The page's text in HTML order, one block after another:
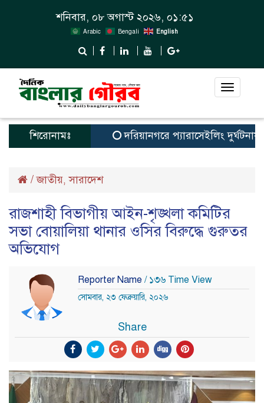
শনিবার, ০৮ অগাস্ট ২০২৬, ০১:৫১
Arabic Bengali English
Toggle
শিরোনামঃ দরিয়ানগরে প্যারাসেইলিং দুর্ঘটনায়
/জাতীয়,সারাদেশ
রাজশাহী বিভাগীয় আইন-শৃঙ্খলা কমিটির
সভা বোয়ালিয়া থানার ওসির বিরুদ্ধে গুরুতর
অভিযোগ
Reporter Name / ১৩৬ Time View
সোমবার, ২৩ ফেব্রুয়ারি, ২০২৬
Share